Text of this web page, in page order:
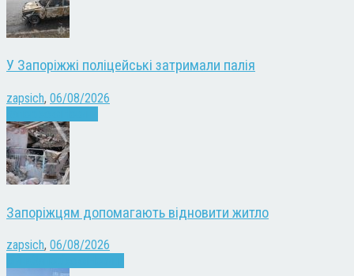
У Запоріжжі поліцейські затримали палія
zapsich, 06/08/2026
Запоріжцям допомагають відновити житло
zapsich, 06/08/2026